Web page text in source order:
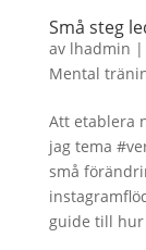
Små steg
av lhadmin |
Mental
Att etablera
jag tema
små
guide till